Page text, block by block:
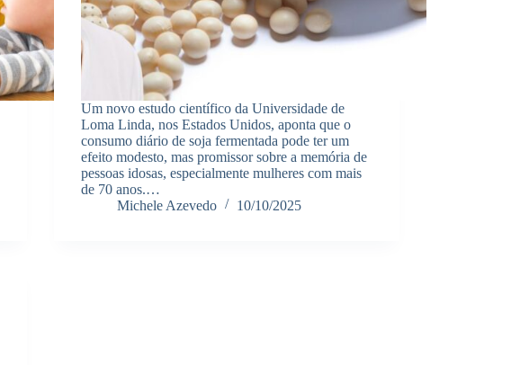
Um novo estudo científico da Universidade de
Loma Linda, nos Estados Unidos, aponta que o
consumo diário de soja fermentada pode ter um
efeito modesto, mas promissor sobre a memória de
pessoas idosas, especialmente mulheres com mais
de 70 anos.…
Michele Azevedo
10/10/2025